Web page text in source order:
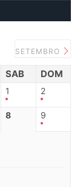
SETEMBRO
SAB DOM
1 2
8 9